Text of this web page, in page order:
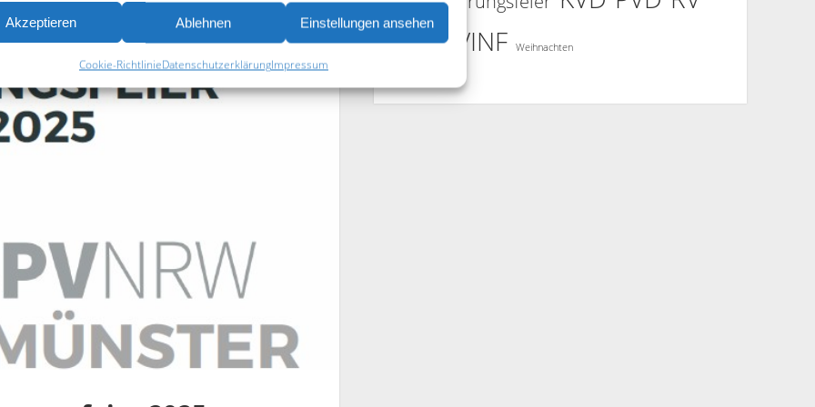
Akzeptieren Ablehnen Einstellungen ansehen
Cookie-RichtlinieDatenschutzerklärungImpressum
SVD VINF Weihnachten